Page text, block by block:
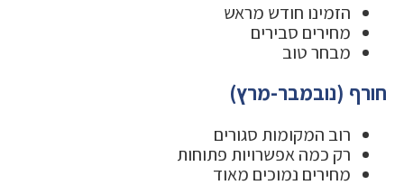
הזמינו חודש מראש
מחירים סבירים
מבחר טוב
חורף (נובמבר-מרץ)
רוב המקומות סגורים
רק כמה אפשרויות פתוחות
מחירים נמוכים מאוד